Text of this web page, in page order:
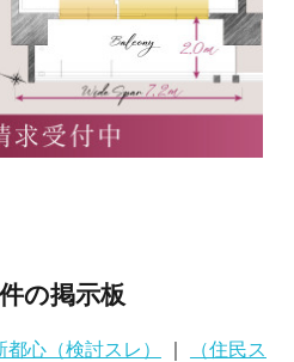
の掲示板
心（検討スレ） ｜
（住民ス